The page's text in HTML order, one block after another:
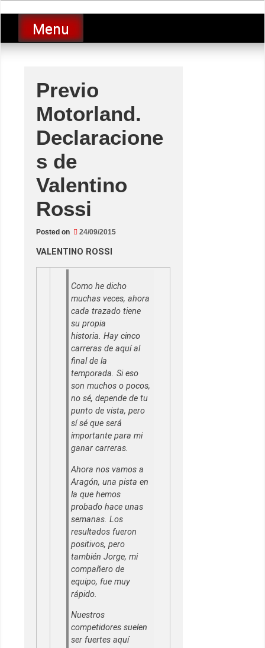
to
contentLucio Lopez GP
luciolopezgp
Menu
Previo
Motorland.
Declaracione
s de
Valentino
Rossi
Posted on 24/09/2015
VALENTINO ROSSI
Como he dicho
muchas veces, ahora
cada trazado tiene
su propia
historia. Hay cinco
carreras de aquí al
final de la
temporada. Si eso
son muchos o pocos,
no sé, depende de tu
punto de vista, pero
sí sé que será
importante para mi
ganar carreras.
Ahora nos vamos a
Aragón, una pista en
la que hemos
probado hace unas
semanas. Los
resultados fueron
positivos, pero
también Jorge, mi
compañero de
equipo, fue muy
rápido.
Nuestros
competidores suelen
ser fuertes aquí